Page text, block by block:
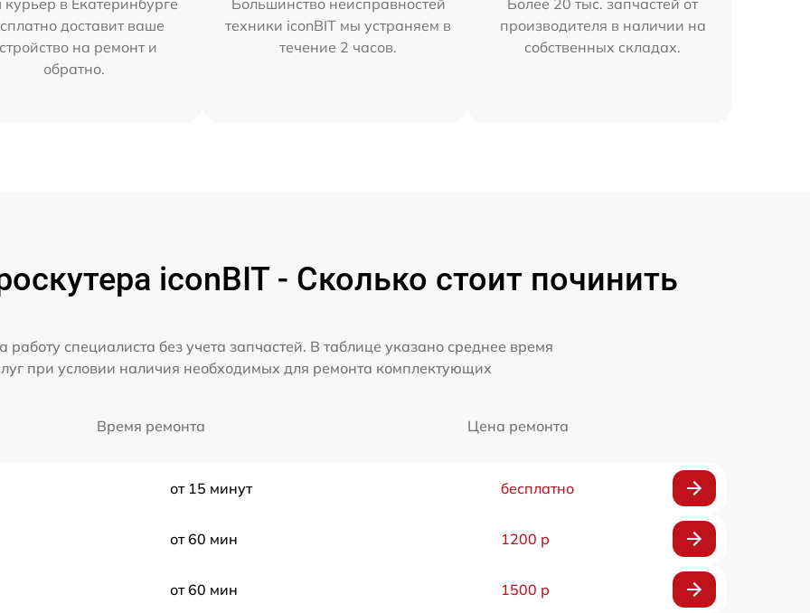
доставит ваше
на ремонт и
обратно.
техники iconBIT мы устраняем в
течение 2 часов.
производителя в наличии на
собственных складах.
iconBIT - Сколько стоит починить
работу специалиста без учета запчастей. В таблице указано среднее время
при условии наличия необходимых для ремонта комплектующих
Время ремонта Цена ремонта
от 15 минут бесплатно
от 60 мин 1200 р
от 60 мин 1500 р